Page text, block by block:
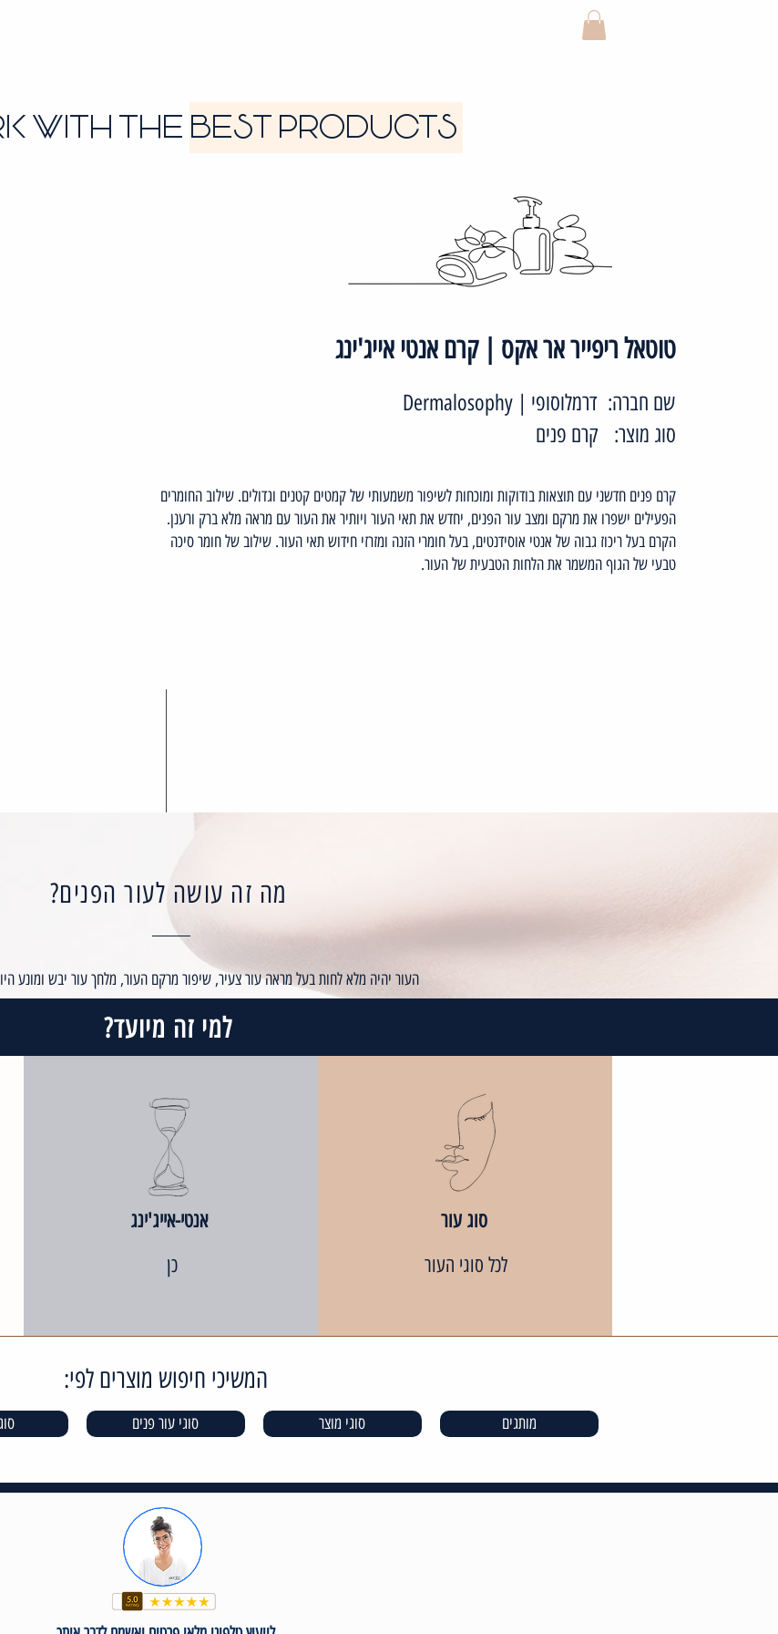
WITH THEBEST PRODUCTS
טוטאל ריפייר אר אקס | קרם אנטי אייג'ינג
דרמלוסופי | Dermalosophy שם חברה:
קרם פנים
סוג מוצר:
קרם פנים חדשני עם תוצאות בודוקות ומוכחות לשיפור משמעותי של קמטים קטנים וגדולים. שילוב החומרים
הפעילים ישפרו את מרקם ומצב עור הפנים, יחדש את תאי העור ויותיר את העור עם מראה מלא ברק ורענן.
הקרם בעל ריכוז גבוה של אנטי אוסידנטים, בעל חומרי הזנה ומזרזי חידוש תאי העור. שילוב של חומר סיכה
טבעי של הגוף המשמר את הלחות הטבעית של העור.
מה זה עושה לעור הפנים?
העור יהיה מלא לחות בעל מראה עור צעיר, שיפור מרקם העור, מלחך עור יבש ומונע
למי זה מיועד?
אנטי-אייג'ינג
כן
סוג עור
לכל סוגי העור
המשיכי חיפוש מוצרים לפי:
מותגים סוגי מוצר סוגי עור פנים